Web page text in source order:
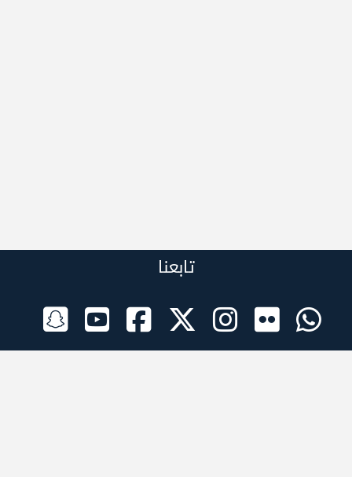
تابعنا